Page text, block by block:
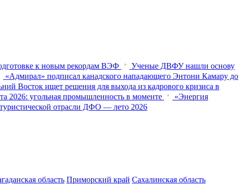
к новым рекордам ВЭФ
Ученые ДВФУ нашли основу
«Адмирал» подписал канадского нападающего Энтони Камару до
Восток ищет решения для выхода из кадрового кризиса в
2026: угольная промышленность в моменте
«Энергия
отрасли ДФО — лето 2026
область Приморский край Сахалинская область